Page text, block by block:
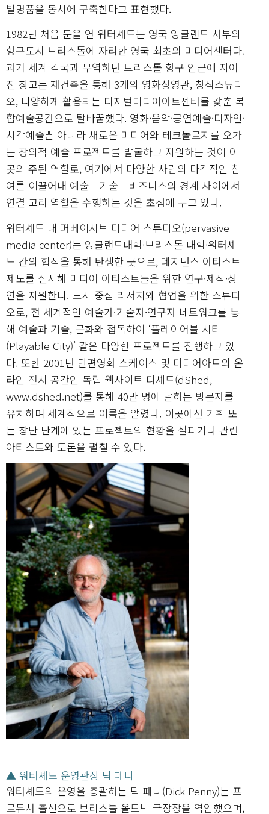
발명품을 동시에 구축한다고 표현했다.
1982년 처음 문을 연 워터셰드는 영국 잉글랜드 서부의
항구도시 브리스톨에 자리한 영국 최초의 미디어센터다.
과거 세계 각국과 무역하던 브리스톨 항구 인근에 지어
진 창고는 재건축을 통해 3개의 영화상영관, 창작스튜디
오, 다양하게 활용되는 디지털미디어아트센터를 갖춘 복
합예술공간으로 탈바꿈했다. 영화·음악·공연예술·디자인·
시각예술뿐 아니라 새로운 미디어와 테크놀로지를 오가
는 창의적 예술 프로젝트를 발굴하고 지원하는 것이 이
곳의 주된 역할로, 여기에서 다양한 사람의 다각적인 참
여를 이끌어내 예술―기술―비즈니스의 경계 사이에서
연결 고리 역할을 수행하는 것을 초점에 두고 있다.
워터셰드 내 퍼베이시브 미디어 스튜디오(pervasive
media center)는 잉글랜드대학·브리스톨 대학·워터셰
드 간의 합작을 통해 탄생한 곳으로, 레지던스 아티스트
제도를 실시해 미디어 아티스트들을 위한 연구·제작·상
연을 지원한다. 도시 중심 리서치와 협업을 위한 스튜디
오로, 전 세계적인 예술가·기술자·연구자 네트워크를 통
해 예술과 기술, 문화와 접목하여 ‘플레이어블 시티
(Playable City)’ 같은 다양한 프로젝트를 진행하고 있
다. 또한 2001년 단편영화 쇼케이스 및 미디어아트의 온
라인 전시 공간인 독립 웹사이트 디셰드(dShed,
www.dshed.net)를 통해 40만 명에 달하는 방문자를
유치하며 세계적으로 이름을 알렸다. 이곳에선 기획 또
는 창단 단계에 있는 프로젝트의 현황을 살피거나 관련
아티스트와 토론을 펼칠 수 있다.
▲ 워터셰드 운영관장 딕 페니
워터셰드의 운영을 총괄하는 딕 페니(Dick Penny)는 프
로듀서 출신으로 브리스톨 올드빅 극장장을 역임했으며,